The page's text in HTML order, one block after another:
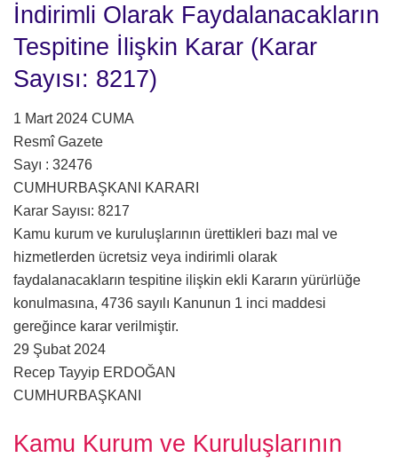
İndirimli Olarak Faydalanacakların
Tespitine İlişkin Karar (Karar
Sayısı: 8217)
1 Mart 2024 CUMA
Resmî Gazete
Sayı : 32476
CUMHURBAŞKANI KARARI
Karar Sayısı: 8217
Kamu kurum ve kuruluşlarının ürettikleri bazı mal ve
hizmetlerden ücretsiz veya indirimli olarak
faydalanacakların tespitine ilişkin ekli Kararın yürürlüğe
konulmasına, 4736 sayılı Kanunun 1 inci maddesi
gereğince karar verilmiştir.
29 Şubat 2024
Recep Tayyip ERDOĞAN
CUMHURBAŞKANI
Kamu Kurum ve Kuruluşlarının